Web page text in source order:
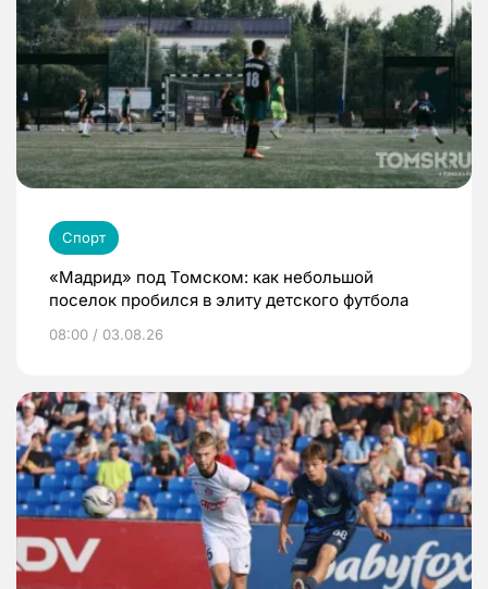
Спорт
«Мадрид» под Томском: как небольшой
поселок пробился в элиту детского футбола
08:00 / 03.08.26